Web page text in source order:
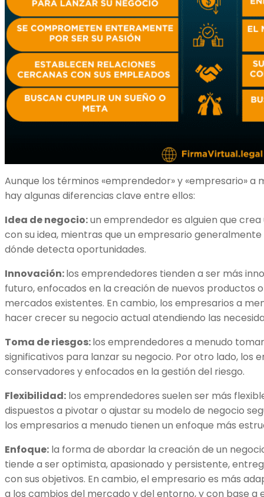
Aunque los términos «emprendedor» y «empresario» a
hay algunas diferencias clave entre ellos:
Idea de negocio:un emprendedor es alguien que
con su idea, mientras que un empresario
dónde detecta oportunidades.
Innovación:los emprendedores tienden a ser más
futuro, enfocados en la creación de nuevos productos
mercados existentes. En cambio, los empresarios a
hacer crecer su negocio actual atendiendo las
Toma de riesgos:los emprendedores a menudo
significativos para lanzar su negocio. Por otro lado, los
conservadores y enfocados en la gestión del riesgo.
Flexibilidad: los emprendedores suelen ser más
dispuestos a pivotar o ajustar su modelo de negocio
los empresarios a menudo tienen un enfoque más
Enfoque: la forma de abordar la creación de un
tiende a ser optimista, apasionado y persistente,
con sus objetivos. En cambio, el empresario es más
a los cambios del mercado y del entorno, y con base